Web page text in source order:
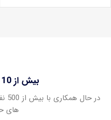
بیش از 10 سال سابقه
های